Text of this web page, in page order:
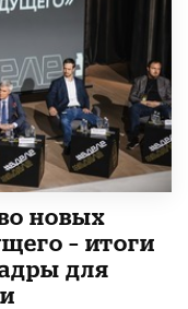
новых
– итоги
для